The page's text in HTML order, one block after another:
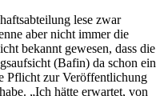
lese zwar
aber nicht immer die
bekannt gewesen, dass die
(Bafin) da schon ein
Pflicht zur Veröffentlichung
„Ich hätte erwartet, von